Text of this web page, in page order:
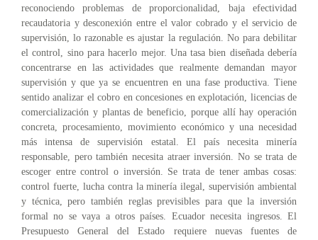
reconociendo problemas de proporcionalidad, baja efectividad
recaudatoria y desconexión entre el valor cobrado y el servicio de
supervisión, lo razonable es ajustar la regulación. No para debilitar
el control, sino para hacerlo mejor. Una tasa bien diseñada debería
concentrarse en las actividades que realmente demandan mayor
supervisión y que ya se encuentren en una fase productiva. Tiene
sentido analizar el cobro en concesiones en explotación, licencias de
comercialización y plantas de beneficio, porque allí hay operación
concreta, procesamiento, movimiento económico y una necesidad
más intensa de supervisión estatal. El país necesita minería
responsable, pero también necesita atraer inversión. No se trata de
escoger entre control o inversión. Se trata de tener ambas cosas:
control fuerte, lucha contra la minería ilegal, supervisión ambiental
y técnica, pero también reglas previsibles para que la inversión
formal no se vaya a otros países. Ecuador necesita ingresos. El
Presupuesto General del Estado requiere nuevas fuentes de